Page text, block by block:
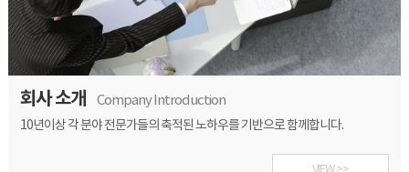
회사 소개 Company Introduction
10년이상 각 분야 전문가들의 축적된 노하우를 기반으로 함께합니다.